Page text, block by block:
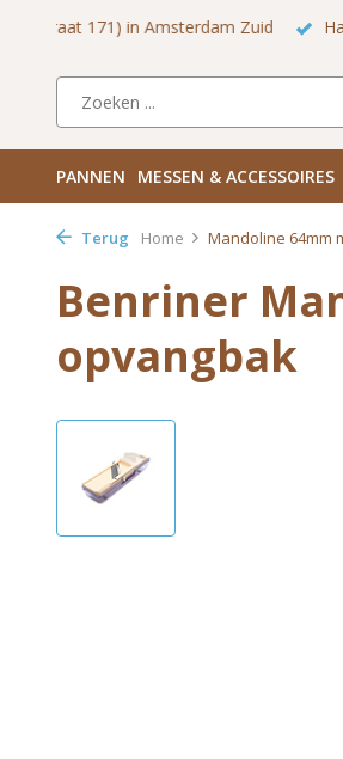
Haarlemmerdijk 136 in
PANNEN MESSEN & ACCESSOIRES
Terug Home Mandoline 64mm
Benriner
opvangbak